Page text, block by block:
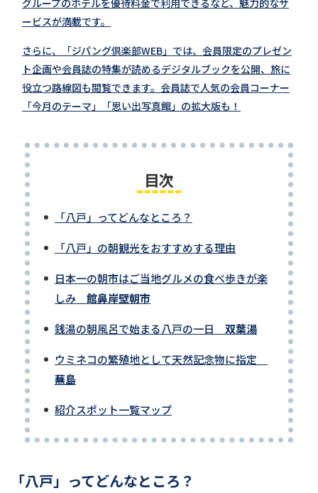
ービスが満載です。
さらに、「ジパング倶楽部WEB」では、会員限定のプレゼン
ト企画や会員誌の特集が読めるデジタルブックを公開、旅に
役立つ路線図も閲覧できます。会員誌で人気の会員コーナー
「今月のテーマ」「思い出写真館」の拡大版も！
目次
「八戸」ってどんなところ？
「八戸」の朝観光をおすすめする理由
日本一の朝市はご当地グルメの食べ歩きが楽
しみ 館鼻岸壁朝市
銭湯の朝風呂で始まる八戸の一日 双葉湯
ウミネコの繁殖地として天然記念物に指定
蕪島
紹介スポット一覧マップ
「八戸」ってどんなところ？